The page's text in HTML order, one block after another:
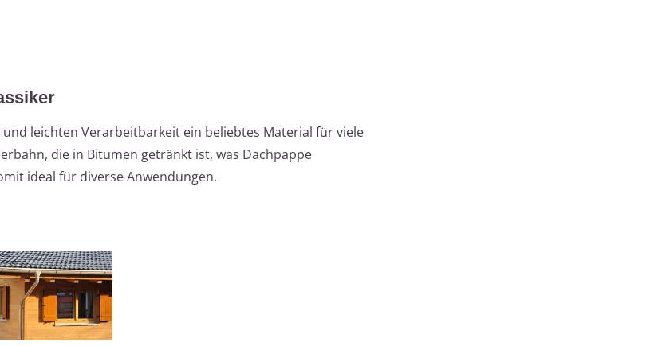
leichten Verarbeitbarkeit ein beliebtes Material für viele
die in Bitumen getränkt ist, was Dachpappe
ideal für diverse Anwendungen.